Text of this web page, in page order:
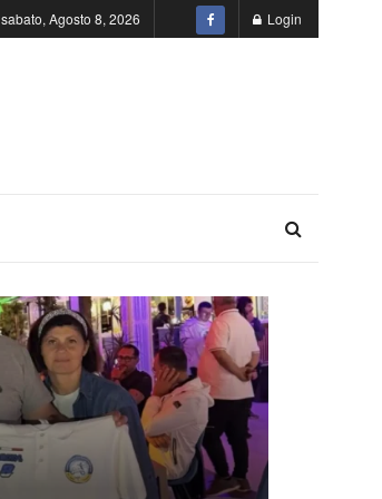
sabato, Agosto 8, 2026 Login